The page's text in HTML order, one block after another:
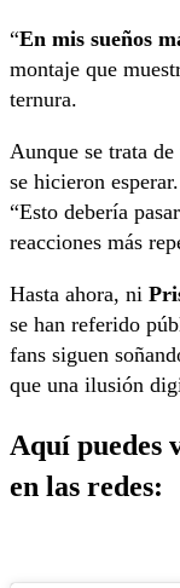
“En mis sueños
montaje que
ternura.
Aunque se trata
se hicieron
“Esto debería
reacciones más
Hasta ahora, ni
se han referido
fans siguen
que una ilusión
Aquí puedes
en las redes: